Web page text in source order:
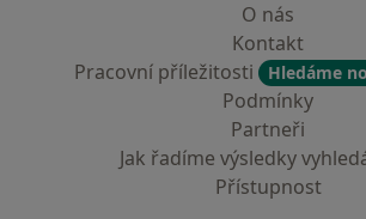
O nás
Kontakt
Pracovní příležitosti
Hledáme
Podmínky
Partneři
Jak řadíme výsledky
Přístupnost